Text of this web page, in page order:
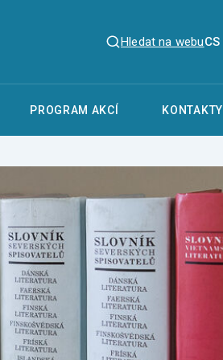
Hledat na webuCS
PROGRAM AKCÍ KONTAKTY